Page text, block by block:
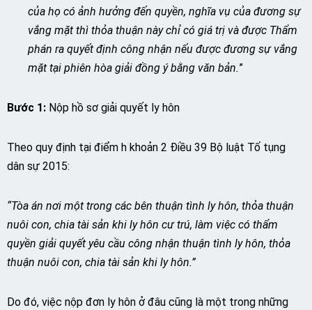
của họ có ảnh hưởng đến quyền, nghĩa vụ của đương sự
vắng mặt thì thỏa thuận này chỉ có giá trị và được Thẩm
phán ra quyết định công nhận nếu được đương sự vắng
mặt tại phiên hòa giải đồng ý bằng văn bản.”
Bước 1: Nộp hồ sơ giải quyết ly hôn
Theo quy định tại điểm h khoản 2 Điều 39 Bộ luật Tố tụng
dân sự 2015:
“Tòa án nơi một trong các bên thuận tình ly hôn, thỏa thuận
nuôi con, chia tài sản khi ly hôn cư trú, làm việc có thẩm
quyền giải quyết yêu cầu công nhận thuận tình ly hôn, thỏa
thuận nuôi con, chia tài sản khi ly hôn.”
Do đó, việc nộp đơn ly hôn ở đâu cũng là một trong những